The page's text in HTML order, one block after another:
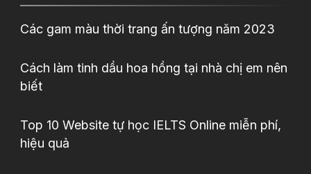
Các gam màu thời trang ấn tượng năm 2023
Cách làm tinh dầu hoa hồng tại nhà chị em nên
biết
Top 10 Website tự học IELTS Online miễn phí,
hiệu quả